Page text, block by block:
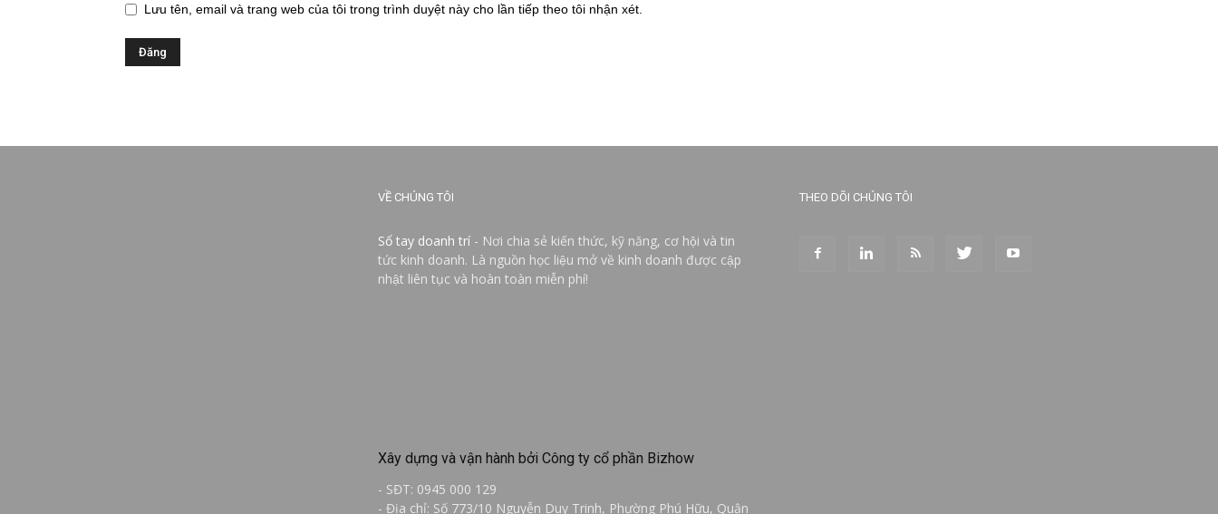
Lưu tên, email và trang web của tôi trong trình duyệt này cho lần tiếp theo tôi nhận xét.
VỀ CHÚNG TÔI
Sổ tay doanh trí - Nơi chia sẻ kiến thức, kỹ năng, cơ hội và tin
tức kinh doanh. Là nguồn học liệu mở về kinh doanh được cập
nhật liên tục và hoàn toàn miễn phí!
Xây dựng và vận hành bởi Công ty cổ phần Bizhow
- SĐT: 0945 000 129
- Địa chỉ: Số 773/10 Nguyễn Duy Trinh, Phường Phú Hữu, Quận
THEO DÕI CHÚNG TÔI